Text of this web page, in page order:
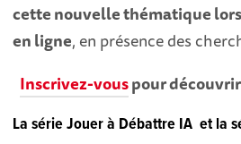
cette nouvelle thématique
en ligne, en présence des
Inscrivez-vouspour
La série Jouer à Débattre IA et la